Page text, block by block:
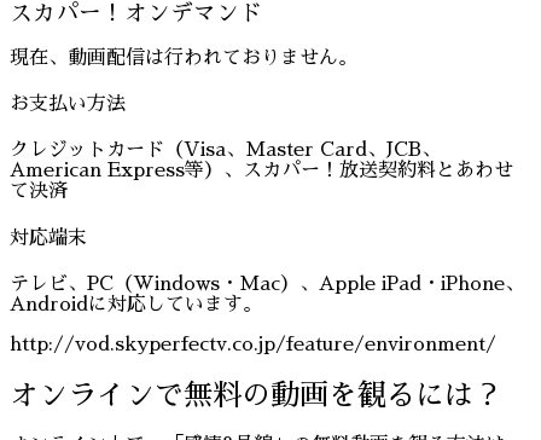
スカパー！オンデマンド
現在、動画配信は行われておりません。
お支払い方法
クレジットカード（Visa、Master Card、JCB、
American Express等）、スカパー！放送契約料とあわせ
て決済
対応端末
テレビ、PC（Windows・Mac）、Apple iPad・iPhone、
Androidに対応しています。
http://vod.skyperfectv.co.jp/feature/environment/
オンラインで無料の動画を観るには？